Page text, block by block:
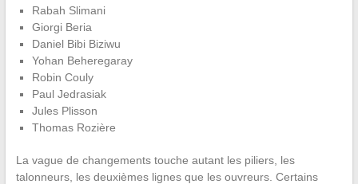
Rabah Slimani
Giorgi Beria
Daniel Bibi Biziwu
Yohan Beheregaray
Robin Couly
Paul Jedrasiak
Jules Plisson
Thomas Rozière
La vague de changements touche autant les piliers, les
talonneurs, les deuxièmes lignes que les ouvreurs. Certains